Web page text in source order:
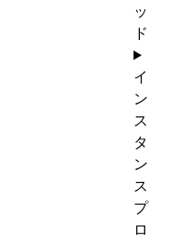
ッ
ド
イ
ン
ス
タ
ン
ス
プ
ロ